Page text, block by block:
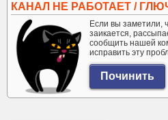
КАНАЛ НЕ РАБОТАЕТ /
Если вы заметили,
заикается,
сообщить нашей
исправить эту